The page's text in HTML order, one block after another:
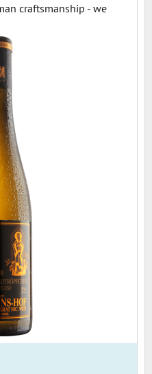
craftsmanship - we